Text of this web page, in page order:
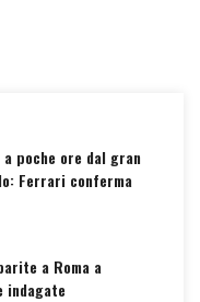
poche ore dal gran
Ferrari conferma
a Roma a
indagate